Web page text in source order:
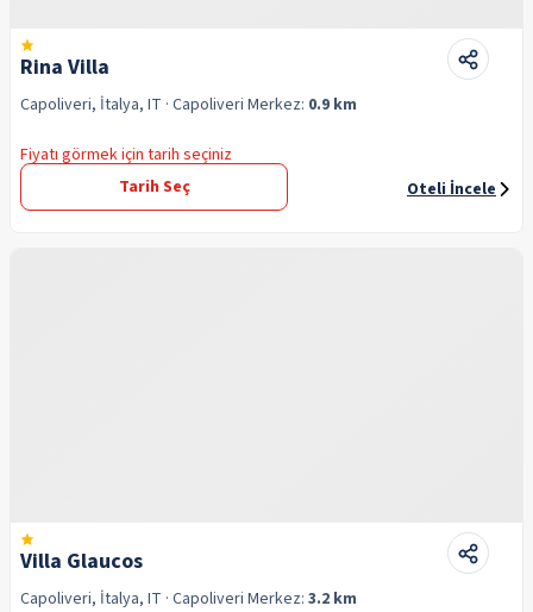
Rina Villa
Capoliveri, İtalya, IT · Capoliveri Merkez: 0.9 km
Fiyatı görmek için tarih seçiniz
Tarih Seç
Oteli İncele
Villa Glaucos
Capoliveri, İtalya, IT · Capoliveri Merkez: 3.2 km